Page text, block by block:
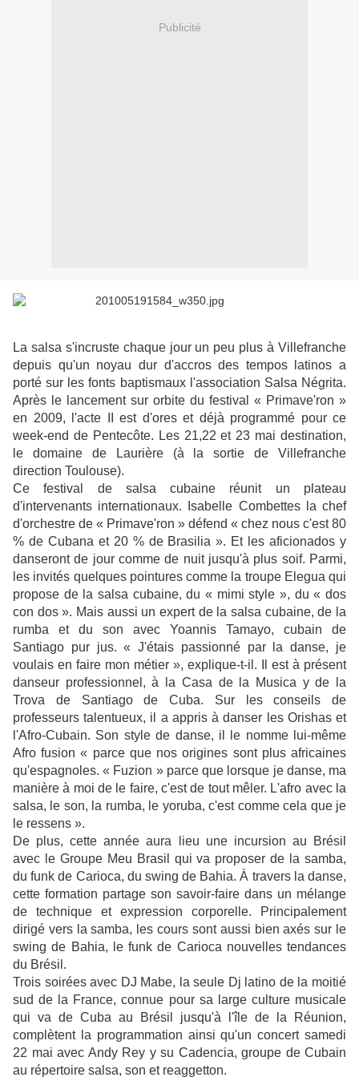
Publicité
La salsa s'incruste chaque jour un peu plus à Villefranche
depuis qu'un noyau dur d'accros des tempos latinos a
porté sur les fonts baptismaux l'association Salsa Négrita.
Après le lancement sur orbite du festival « Primave'ron »
en 2009, l'acte II est d'ores et déjà programmé pour ce
week-end de Pentecôte. Les 21,22 et 23 mai destination,
le domaine de Laurière (à la sortie de Villefranche
direction Toulouse).
Ce festival de salsa cubaine réunit un plateau
d'intervenants internationaux. Isabelle Combettes la chef
d'orchestre de « Primave'ron » défend « chez nous c'est 80
% de Cubana et 20 % de Brasilia ». Et les aficionados y
danseront de jour comme de nuit jusqu'à plus soif. Parmi,
les invités quelques pointures comme la troupe Elegua qui
propose de la salsa cubaine, du « mimi style », du « dos
con dos ». Mais aussi un expert de la salsa cubaine, de la
rumba et du son avec Yoannis Tamayo, cubain de
Santiago pur jus. « J'étais passionné par la danse, je
voulais en faire mon métier », explique-t-il. Il est à présent
danseur professionnel, à la Casa de la Musica y de la
Trova de Santiago de Cuba. Sur les conseils de
professeurs talentueux, il a appris à danser les Orishas et
l'Afro-Cubain. Son style de danse, il le nomme lui-même
Afro fusion « parce que nos origines sont plus africaines
qu'espagnoles. « Fuzion » parce que lorsque je danse, ma
manière à moi de le faire, c'est de tout mêler. L'afro avec la
salsa, le son, la rumba, le yoruba, c'est comme cela que je
le ressens ».
De plus, cette année aura lieu une incursion au Brésil
avec le Groupe Meu Brasil qui va proposer de la samba,
du funk de Carioca, du swing de Bahia. À travers la danse,
cette formation partage son savoir-faire dans un mélange
de technique et expression corporelle. Principalement
dirigé vers la samba, les cours sont aussi bien axés sur le
swing de Bahia, le funk de Carioca nouvelles tendances
du Brésil.
Trois soirées avec DJ Mabe, la seule Dj latino de la moitié
sud de la France, connue pour sa large culture musicale
qui va de Cuba au Brésil jusqu'à l'île de la Réunion,
complètent la programmation ainsi qu'un concert samedi
22 mai avec Andy Rey y su Cadencia, groupe de Cubain
au répertoire salsa, son et reaggetton.